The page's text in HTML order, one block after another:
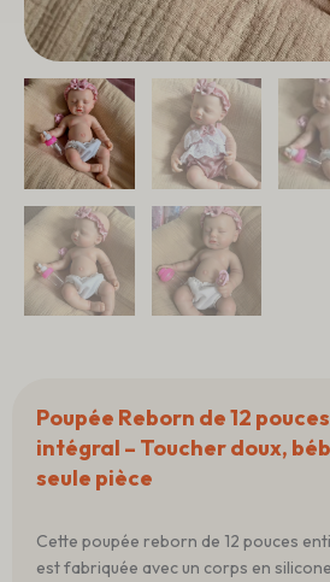
Poupée Reborn de 12
intégral – Toucher doux,
seule pièce
Cette poupée reborn de 12 pouces
est fabriquée avec un corps en